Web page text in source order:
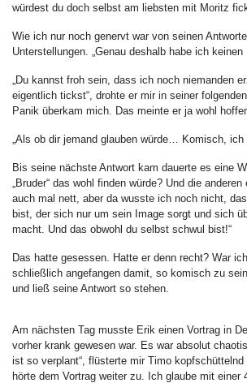
würdest du doch selbst am liebsten mit Moritz
Wie ich nur noch genervt war von seinen
Unterstellungen. „Genau deshalb habe ich
„Du kannst froh sein, dass ich noch niemanden
eigentlich tickst“, drohte er mir in seiner
Panik überkam mich. Das meinte er ja wohl
„Als ob dir jemand glauben würde… Komisch,
Bis seine nächste Antwort kam dauerte es eine
„Bruder“ das wohl finden würde? Und die
auch mal nett, aber da wusste ich noch nicht,
bist, der sich nur um sein Image sorgt und sich
macht. Und das obwohl du selbst schwul bist!“
Das hatte gesessen. Hatte er denn recht? War
schließlich angefangen damit, so komisch zu
und ließ seine Antwort so stehen.
Am nächsten Tag musste Erik einen Vortrag in
vorher krank gewesen war. Es war absolut
ist so verplant“, flüsterte mir Timo
hörte dem Vortrag weiter zu. Ich glaube mit einer